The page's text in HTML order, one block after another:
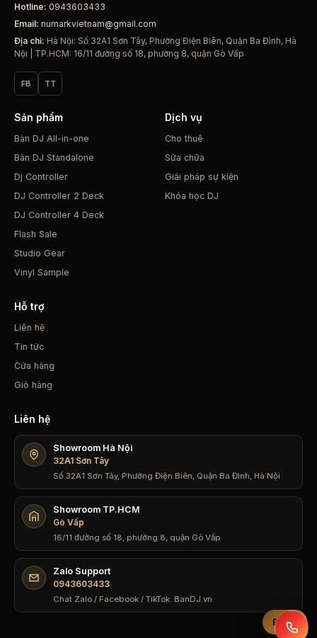
Bộ lọc
Hotline: 0943603433
Email: numarkvietnam@gmail.com
Địa chỉ: Hà Nội: Số 32A1 Sơn Tây, Phường Điện Biên, Quận Ba Đình, Hà
Nội | TP.HCM: 16/11 đường số 18, phường 8, quận Gò Vấp
FB TT
Sản phẩm
Bàn DJ All-in-one
Bàn DJ Standalone
Dj Controller
DJ Controller 2 Deck
DJ Controller 4 Deck
Flash Sale
Studio Gear
Vinyl Sample
Dịch vụ
Cho thuê
Sửa chữa
Giải pháp sự kiện
Khóa học DJ
Hỗ trợ
Liên hệ
Tin tức
Cửa hàng
Giỏ hàng
Liên hệ
Showroom Hà Nội
32A1 Sơn Tây
Số 32A1 Sơn Tây, Phường Điện Biên, Quận Ba Đình, Hà Nội
Showroom TP.HCM
Gò Vấp
16/11 đường số 18, phường 8, quận Gò Vấp
Zalo Support
0943603433
Chat Zalo / Facebook / TikTok: BanDJ.vn